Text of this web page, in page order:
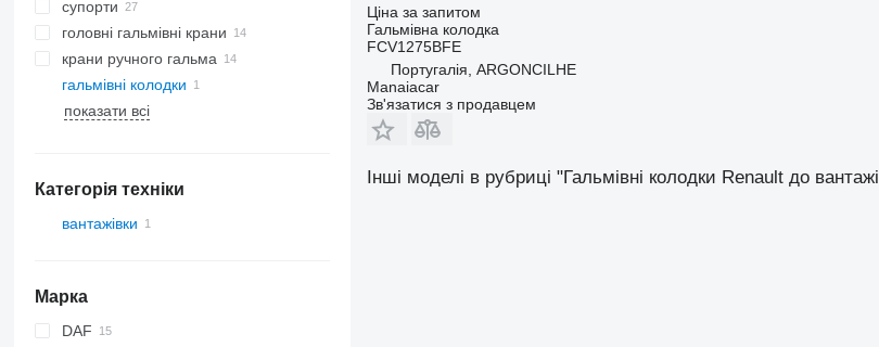
супорти
головні гальмівні крани
крани ручного гальма
гальмівні колодки
показати всі
Категорія техніки
вантажівки
Марка
DAF
Ціна за запитом
Гальмівна колодка
FCV1275BFE
Португалія, ARGONCILHE
Manaiacar
Зв'язатися з продавцем
Інші моделі в рубриці "Гальмівні колодки Renault до